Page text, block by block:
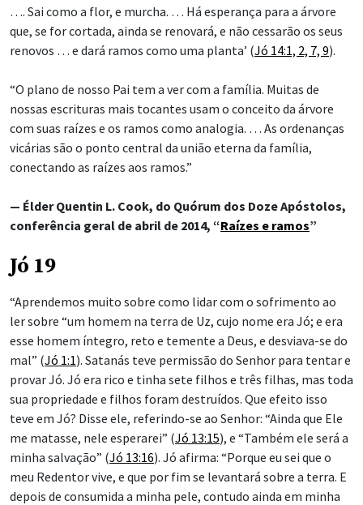
…. Sai como a flor, e murcha. … Há esperança para a árvore
que, se for cortada, ainda se renovará, e não cessarão os seus
renovos … e dará ramos como uma planta’ (Jó 14:1, 2, 7, 9).
“O plano de nosso Pai tem a ver com a família. Muitas de
nossas escrituras mais tocantes usam o conceito da árvore
com suas raízes e os ramos como analogia. … As ordenanças
vicárias são o ponto central da união eterna da família,
conectando as raízes aos ramos.”
— Élder Quentin L. Cook, do Quórum dos Doze Apóstolos,
conferência geral de abril de 2014, “Raízes e ramos”
Jó 19
“Aprendemos muito sobre como lidar com o sofrimento ao
ler sobre “um homem na terra de Uz, cujo nome era Jó; e era
esse homem íntegro, reto e temente a Deus, e desviava-se do
mal” (Jó 1:1). Satanás teve permissão do Senhor para tentar e
provar Jó. Jó era rico e tinha sete filhos e três filhas, mas toda
sua propriedade e filhos foram destruídos. Que efeito isso
teve em Jó? Disse ele, referindo-se ao Senhor: “Ainda que Ele
me matasse, nele esperarei” (Jó 13:15), e “Também ele será a
minha salvação” (Jó 13:16). Jó afirma: “Porque eu sei que o
meu Redentor vive, e que por fim se levantará sobre a terra. E
depois de consumida a minha pele, contudo ainda em minha